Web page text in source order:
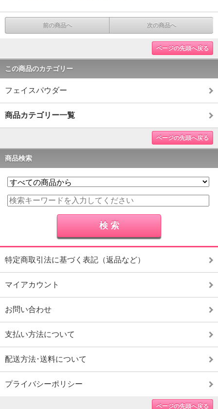
前の商品へ 次の商品へ
ページの先頭へ戻る
この商品のカテゴリー
フェイスパウダー
商品カテゴリー一覧
ページの先頭へ戻る
商品検索
特定商取引法に基づく表記（返品など）
マイアカウント
お問い合わせ
支払い方法について
配送方法･送料について
プライバシーポリシー
ページの先頭へ戻る